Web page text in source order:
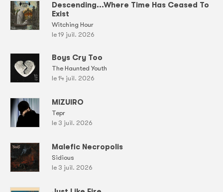
Descending...Where Time Has Ceased To
Exist
Witching Hour
le 19 juil. 2026
Boys Cry Too
The Haunted Youth
le 14 juil. 2026
MIZUIRO
Tepr
le 3 juil. 2026
Malefic Necropolis
Sidious
le 3 juil. 2026